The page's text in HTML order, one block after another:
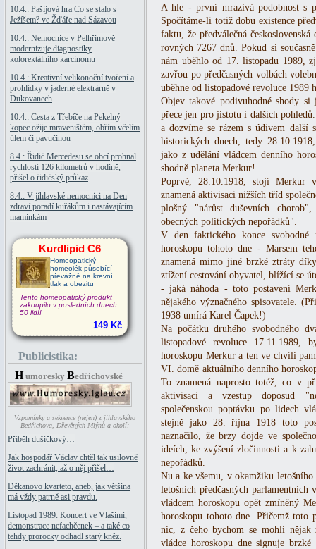
10.4.: Pašijová hra Co se stalo s
Ježíšem? ve Žďáře nad Sázavou
10.4.: Nemocnice v Pelhřimově
modernizuje diagnostiky
kolorektálního karcinomu
10.4.: Kreativní velikonoční tvoření a
prohlídky v jaderné elektrárně v
Dukovanech
10.4.: Cesta z Třebíče na Pekelný
kopec ožije mraveništěm, obřím včelím
úlem či pavučinou
8.4.: Řidič Mercedesu se obcí prohnal
rychlostí 126 kilometrů v hodině,
přišel o řidičský průkaz
8.4.: V jihlavské nemocnici na Den
zdraví poradí kuřákům i nastávajícím
maminkám
Kurdlipid C6
Homeopatický
homeolék působící
převážně na krevní
tlak a obezitu
Tento homeopatický produkt
zakoupilo v posledních dnech
50 lidí!
149 Kč
Publicistika:
H umoresky Bedřichovské
Vzpomínky a sekvence (nejen) z jihlavského
Bedřichova, Dřevěných Mlýnů a okolí:
Příběh dušičkový…
Jak hospodář Václav chtěl tak usilovně
život zachránit, až o něj přišel…
Děkanovo kvarteto, aneb, jak většina
má vždy patrně asi pravdu.
Listopad 1989: Koncert ve Vlašimi,
demonstrace nefachčenek – a také co
tehdy prorocky odhadl starý kněz.
A hle - první mrazivá podobnost s
Spočítáme-li totiž dobu existence
faktu, že předválečná
rovných 7267 dnů. Pokud si
nám uběhlo od 17. listopadu 1989,
zavřou po předčasných volbách
uběhne od listopadové revoluce 1989
Objev takové podivuhodné shody
přece jen pro jistotu i dalších
a dozvíme se rázem s údivem další
historických dnech, tedy
jako z udělání vládcem denního
shodně planeta Merkur!
Poprvé, 28.10.1918, stojí Merkur
znamená aktivisaci nižších tříd
plošný "nárůst duševních
obecných politických nepořádků".
V den faktického konce
horoskopu tohoto dne - Marsem
znamená mimo jiné brzké ztráty
ztížení cestování obyvatel, blížící se
- jaká náhoda - toto postavení
nějakého význačného spisovatele.
1938 umírá Karel Čapek!)
Na počátku druhého svobodného
listopadové revoluce
horoskopu Merkur a ten ve chvíli
VI. domě aktuálního denního
To znamená naprosto totéž, co v
aktivisaci a vzestup doposud
společenskou poptávku po lidech
stejně jako 28. října 1918 toto
naznačilo, že brzy dojde ve
ideích, ke zvýšení zločinnosti a k
nepořádků.
Nu a ke všemu, v okamžiku
letošních předčasných
vládcem horoskopu opět zmíněný
horoskopu tohoto dne. Přičemž toto
nic, z čeho bychom se mohli nějak
vládce horoskopu dne signuje